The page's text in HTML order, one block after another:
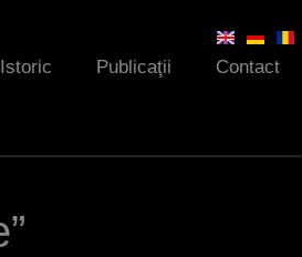
Istoric Publicaţii Contact